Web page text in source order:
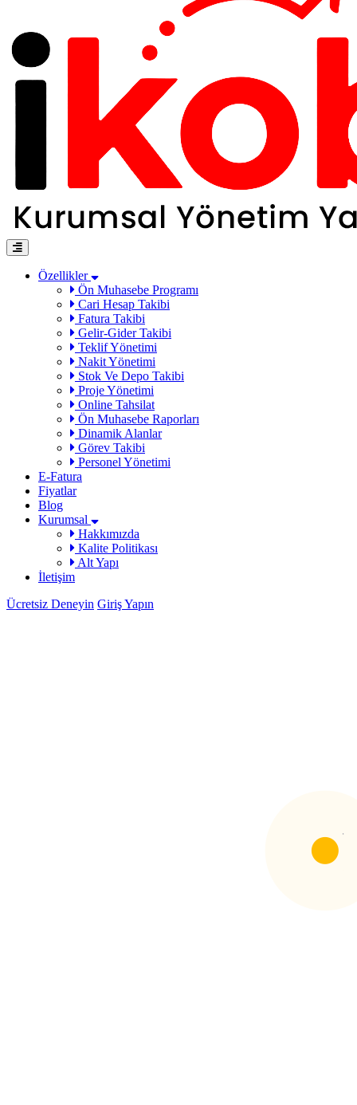
Özellikler
Ön Muhasebe Programı
Cari Hesap Takibi
Fatura Takibi
Gelir-Gider Takibi
Teklif Yönetimi
Nakit Yönetimi
Stok Ve Depo Takibi
Proje Yönetimi
Online Tahsilat
Ön Muhasebe Raporları
Dinamik Alanlar
Görev Takibi
Personel Yönetimi
E-Fatura
Fiyatlar
Blog
Kurumsal
Hakkımızda
Kalite Politikası
Alt Yapı
İletişim
Ücretsiz Deneyin Giriş Yapın